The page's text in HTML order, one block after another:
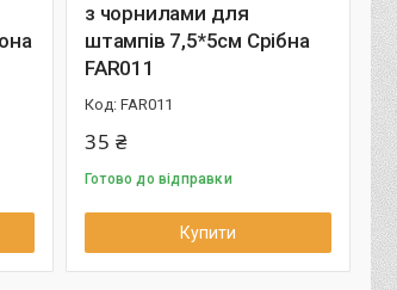
з чорнилами для
штампів 7,5*5см Срібна
FAR011
FAR011
35 ₴
Готово до відправки
Купити